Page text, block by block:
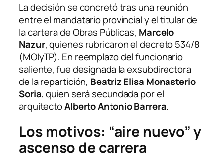
La decisión se concretó tras una reunión
entre el mandatario provincial y el titular de
la cartera de Obras Públicas, Marcelo
Nazur, quienes rubricaron el decreto 534/8
(MOIyTP). En reemplazo del funcionario
saliente, fue designada la exsubdirectora
de la repartición, Beatriz Elisa Monasterio
Soria, quien será secundada por el
arquitectoAlberto Antonio Barrera.
Los motivos: “aire nuevo” y
ascenso de carrera